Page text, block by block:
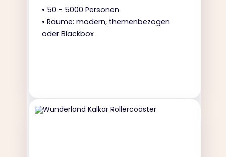
• 50 - 5000 Personen
• Räume: modern, themenbezogen
oder Blackbox